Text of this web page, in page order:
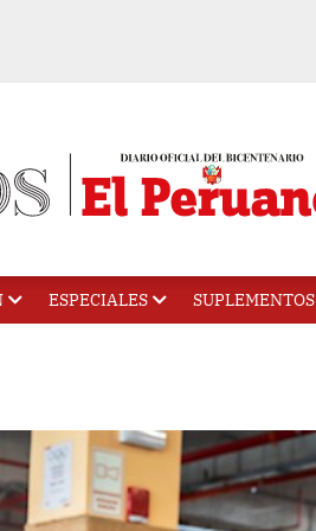
ESPECIALES SUPLEMENTOS